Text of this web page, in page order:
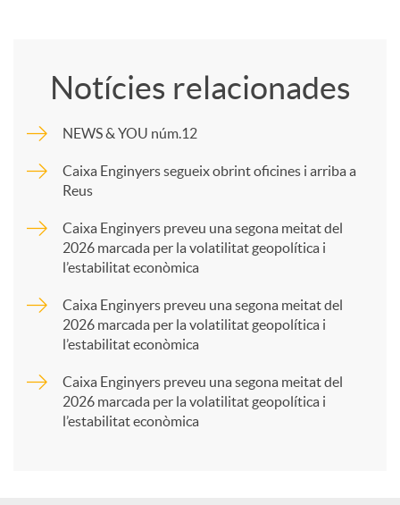
m
p
a
Notícies relacionades
NEWS & YOU núm.12
Caixa Enginyers segueix obrint oficines i arriba a
Reus
Caixa Enginyers preveu una segona meitat del
2026 marcada per la volatilitat geopolítica i
l’estabilitat econòmica
Caixa Enginyers preveu una segona meitat del
2026 marcada per la volatilitat geopolítica i
l’estabilitat econòmica
Caixa Enginyers preveu una segona meitat del
2026 marcada per la volatilitat geopolítica i
l’estabilitat econòmica